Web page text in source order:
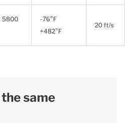
5800
-76°F
+482°F
20 ft/s
same